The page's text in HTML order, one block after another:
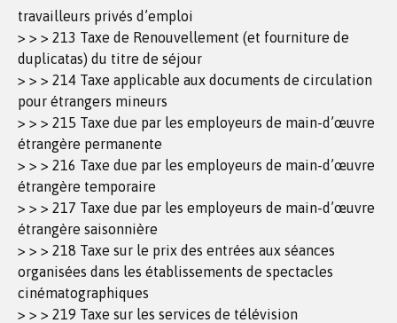
travailleurs privés d’emploi
> > > 213 Taxe de Renouvellement (et fourniture de
duplicatas) du titre de séjour
> > > 214 Taxe applicable aux documents de circulation
pour étrangers mineurs
> > > 215 Taxe due par les employeurs de main-d’œuvre
étrangère permanente
> > > 216 Taxe due par les employeurs de main-d’œuvre
étrangère temporaire
> > > 217 Taxe due par les employeurs de main-d’œuvre
étrangère saisonnière
> > > 218 Taxe sur le prix des entrées aux séances
organisées dans les établissements de spectacles
cinématographiques
> > > 219 Taxe sur les services de télévision